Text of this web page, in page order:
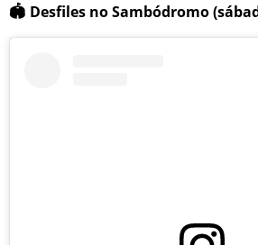
🏟️ Desfiles no Sambódromo